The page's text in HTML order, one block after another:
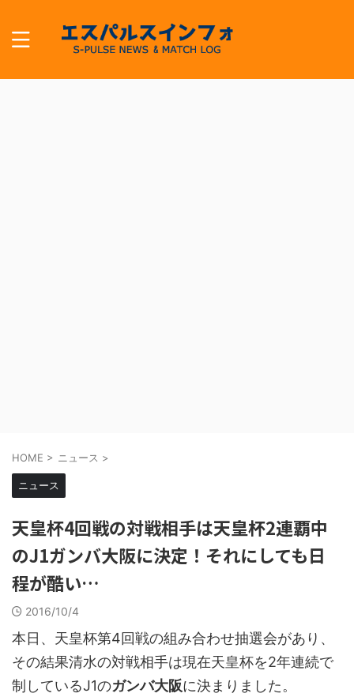
HOME > ニュース >
ニュース
天皇杯4回戦の対戦相手は天皇杯2連覇中
のJ1ガンバ大阪に決定！それにしても日
程が酷い…
2016/10/4
本日、天皇杯第4回戦の組み合わせ抽選会があり、
その結果清水の対戦相手は現在天皇杯を2年連続で
制しているJ1のガンバ大阪に決まりました。